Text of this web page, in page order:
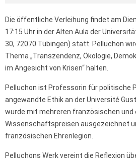
Die öffentliche Verleihung findet am
17:15 Uhr in der Alten Aula der
30, 72070 Tübingen) statt. Pelluchon
Thema „Transzendenz, Ökologie,
im Angesicht von Krisen“ halten.
Pelluchon ist Professorin für politische
angewandte Ethik an der Université
wurde mit mehreren französischen und
Wissenschaftspreisen ausgezeichnet
französischen Ehrenlegion.
Pelluchons Werk vereint die Reflexion